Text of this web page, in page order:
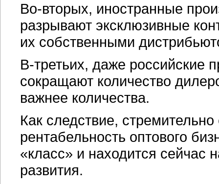
Во-вторых, иностранные
разрывают эксклюзивные
их собственными
В-третьих, даже российские
сокращают количество
важнее количества.
Как следствие,
рентабельность оптового
«класс» и находится сейчас
развития.